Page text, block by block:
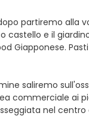
partiremo alla
e il
Giapponese. Pasti
saliremo
commerciale ai
nel centro